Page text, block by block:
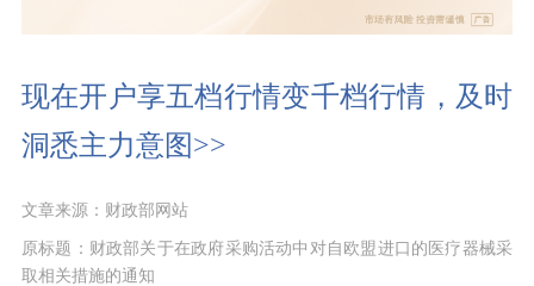
现在开户享五档行情变千档行情，及时
洞悉主力意图>>
文章来源：财政部网站
原标题：财政部关于在政府采购活动中对自欧盟进口的医疗器械采
取相关措施的通知